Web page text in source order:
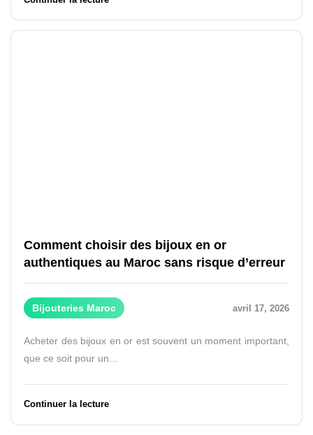
Comment choisir des bijoux en or
authentiques au Maroc sans risque d’erreur
Bijouteries Maroc avril 17, 2026
Acheter des bijoux en or est souvent un moment important,
que ce soit pour un…
Continuer la lecture